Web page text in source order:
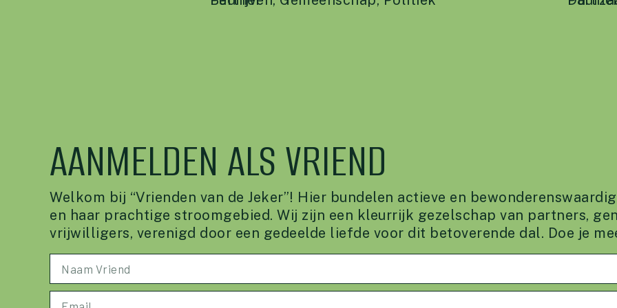
AANMELDEN ALS VRIEND
Welkom bij “Vrienden van de Jeker”! Hier bundelen actieve en
en haar prachtige stroomgebied. Wij zijn een kleurrijk gezelschap van partners,
vrijwilligers, verenigd door een gedeelde liefde voor dit betoverende dal. Doe je